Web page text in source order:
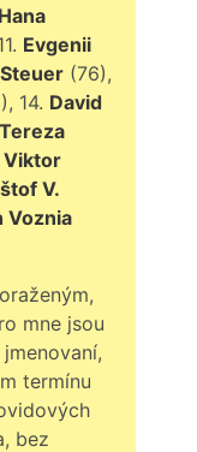
Hana
Evgenii
(76),
14. David
Tereza
Viktor
V.
Voznia
mne jsou
termínu
bez